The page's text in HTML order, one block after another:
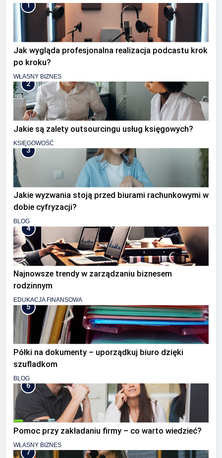
1
Jak wygląda profesjonalna realizacja podcastu krok
po kroku?
WŁASNY BIZNES
2
Jakie są zalety outsourcingu usług księgowych?
KSIĘGOWOŚĆ
3
Jakie wyzwania stoją przed biurami rachunkowymi w
dobie cyfryzacji?
BLOG
4
Najnowsze trendy w zarządzaniu biznesem
rodzinnym
EDUKACJA FINANSOWA
5
Półki na dokumenty – uporządkuj biuro dzięki
szufladkom
BLOG
6
Pomoc przy zakładaniu firmy – co warto wiedzieć?
WŁASNY BIZNES
7